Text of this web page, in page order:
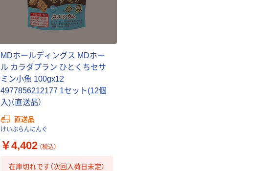
MDホールディングス MDホー
ル カラダプラン ひとくちセサ
ミン小魚 100gx12
4977856212177 1セット(12個
入)（直送品）
直送品
けいぷらんにんぐ
￥4,402 （税込）
在庫切れです（次回入荷日未定）